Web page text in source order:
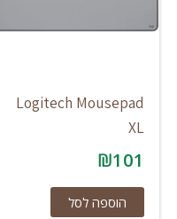
Logitech Mousepad
XL
₪101
הוספה לסל